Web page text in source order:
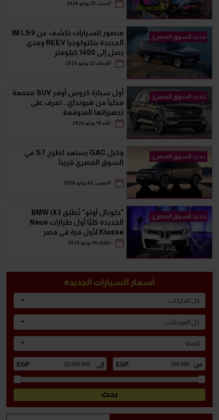
السبت 25 يوليو 2026
جديد السوق المصرى
منصور للسيارات تكشف عن IM LS9
الجديدة بتكنولوجيا REEV ومدى
يصل إلى 1400 كيلومتر
الأربعاء 22 يوليو 2026
جديد السوق المصرى
أول سيارة كروس أوفر SUV مجمعة
محلياً من هيونداي.. تعرف على
تجهيزاتها المتوقعة
الأحد 19 يوليو 2026
جديد السوق المصرى
وكيل GAC يستعد لطرح S7 في
السوق المصري قريباً
الخميس 02 يوليو 2026
جديد السوق المصرى
"جلوبال أوتو" تُطلِق BMW iX3
الجديدة كليًّا أول طرازات Neue
Klasse لأول مرة في مصر
الثلاثاء 30 يونيو 2026
أسعار السيارات الجديدة
كل الماركات
كل الموديلات
النمط